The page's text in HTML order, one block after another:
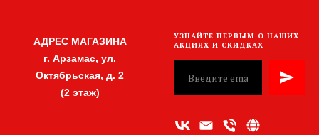
АДРЕС МАГАЗИНА
г. Арзамас, ул.
Октябрьская, д. 2
(2 этаж)
УЗНАЙТЕ ПЕРВЫМ О НАШИХ
АКЦИЯХ И СКИДКАХ